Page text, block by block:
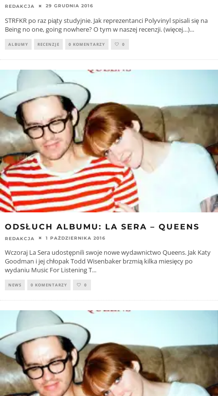
REDAKCJA 29 GRUDNIA 2016
STRFKR po raz piąty studyjnie. Jak reprezentanci Polyvinyl spisali się na
Being no one, going nowhere? O tym w naszej recenzji. (więcej…)...
ALBUMY RECENZJE 0 KOMENTARZY 0
ODSŁUCH ALBUMU: LA SERA – QUEENS
REDAKCJA 1 PAŹDZIERNIKA 2016
Wczoraj La Sera udostępnili swoje nowe wydawnictwo Queens. Jak Katy
Goodman i jej chłopak Todd Wisenbaker brzmią kilka miesięcy po
wydaniu Music For Listening T...
NEWS 0 KOMENTARZY 0